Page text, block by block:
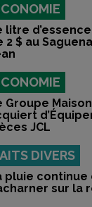
litre
2 $ au
Groupe
JCL
DIVERS
pluie continue
sur la